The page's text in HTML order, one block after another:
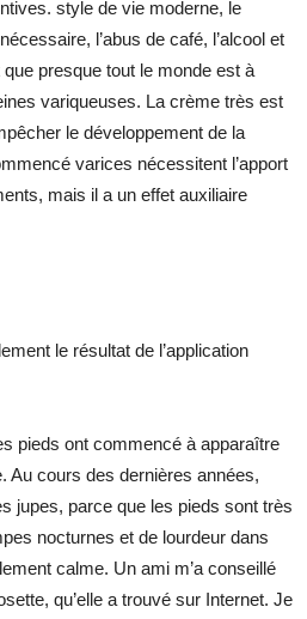
style de vie moderne, le
l’abus de café, l’alcool et
presque tout le monde est à
variqueuses. La crème très est
le développement de la
varices nécessitent l’apport
mais il a un effet auxiliaire
le résultat de l’application
pieds ont commencé à apparaître
Au cours des dernières années,
jupes, parce que les pieds sont très
nocturnes et de lourdeur dans
calme. Un ami m’a conseillé
qu’elle a trouvé sur Internet. Je